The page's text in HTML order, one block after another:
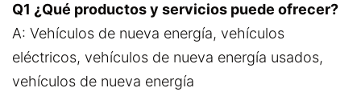
Q1 ¿Qué productos y servicios puede ofrecer?
A: Vehículos de nueva energía, vehículos
eléctricos, vehículos de nueva energía usados,
vehículos de nueva energía